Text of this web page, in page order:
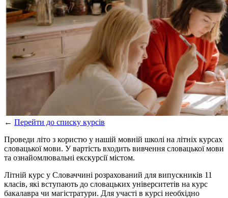
← Перейти до списку курсів
Проведи літо з користю у нашій мовній школі на літніх курсах
словацької мови. У вартість входить вивчення словацької мови
та ознайомлювальні екскурсії містом.
Літній курс у Словаччині розрахований для випускників 11
класів, які вступають до словацьких університетів на курс
бакалавра чи магістратури. Для участі в курсі необхідно